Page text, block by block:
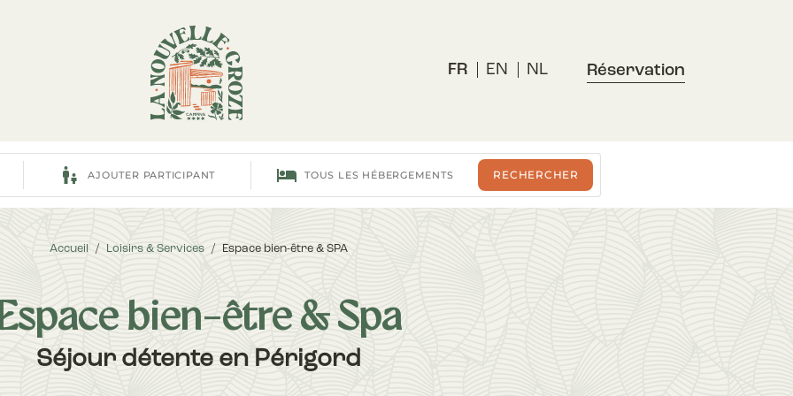
FR EN NL Réservation
Accueil / Loisirs & Services / Espace bien-être & SPA
bien-être & Spa
Séjour détente en Périgord